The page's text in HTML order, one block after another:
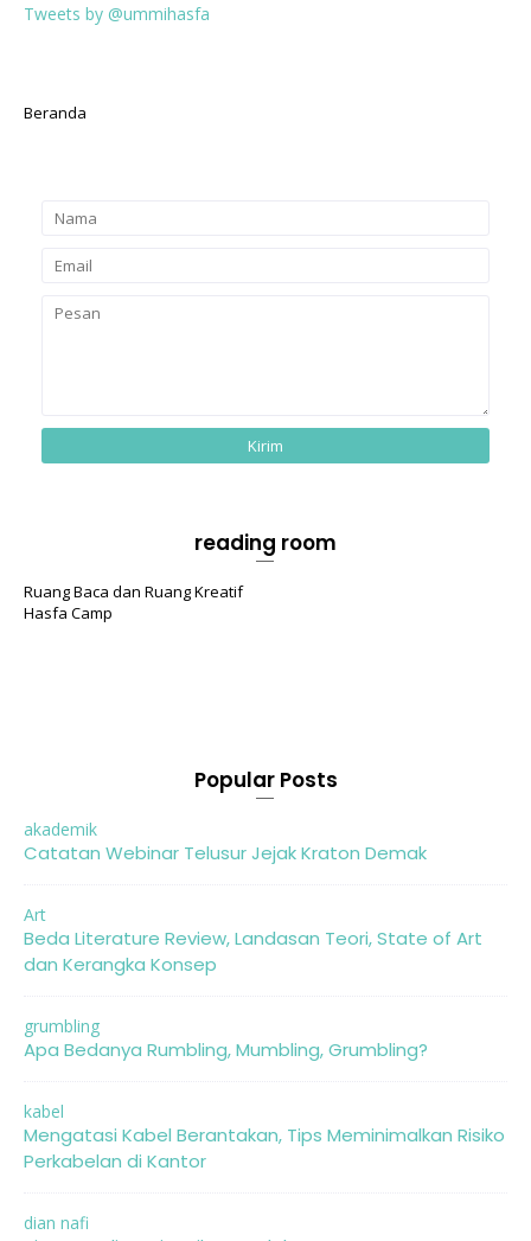
Tweets by @ummihasfa
Beranda
reading room
Ruang Baca dan Ruang Kreatif
Hasfa Camp
Popular Posts
akademik
Catatan Webinar Telusur Jejak Kraton Demak
Art
Beda Literature Review, Landasan Teori, State of Art
dan Kerangka Konsep
grumbling
Apa Bedanya Rumbling, Mumbling, Grumbling?
kabel
Mengatasi Kabel Berantakan, Tips Meminimalkan Risiko
Perkabelan di Kantor
dian nafi